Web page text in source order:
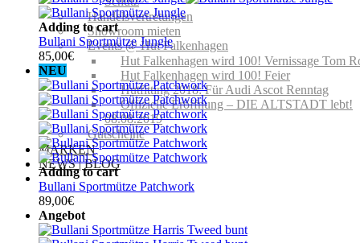
Handelsvertretungen
Showroom mieten
Events @ Hut Falkenhagen
Hut Falkenhagen wird 100! Vernissage Tom
Hut Falkenhagen wird 100! Feier
Hutfitting 2018: Für Audi Ascot Renntag
Offizielle Eröffnung – DIE ALTSTADT lebt!
08.08.2019
Gutscheine
MARKEN
NEWS | BLOG
Adding to cart
Bullani Sportmütze Jungle
85,00€
NEU
Adding to cart
Bullani Sportmütze Patchwork
89,00€
Angebot